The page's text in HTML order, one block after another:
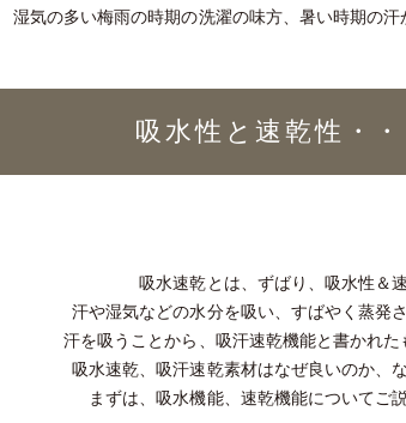
湿気の多い梅雨の時期の洗濯の味方、暑い時期の汗
吸水性と速乾性・・
吸水速乾とは、ずばり、吸水性＆速
汗や湿気などの水分を吸い、すばやく蒸発
汗を吸うことから、吸汗速乾機能と書かれた
吸水速乾、吸汗速乾素材はなぜ良いのか、
まずは、吸水機能、速乾機能についてご